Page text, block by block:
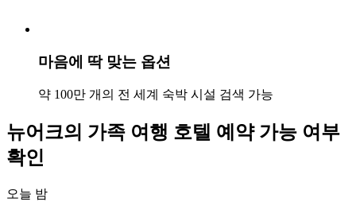
마음에 딱 맞는 옵션
약 100만 개의 전 세계 숙박 시설 검색 가능
뉴어크의 가족 여행 호텔 예약 가능 여부
확인
오늘 밤